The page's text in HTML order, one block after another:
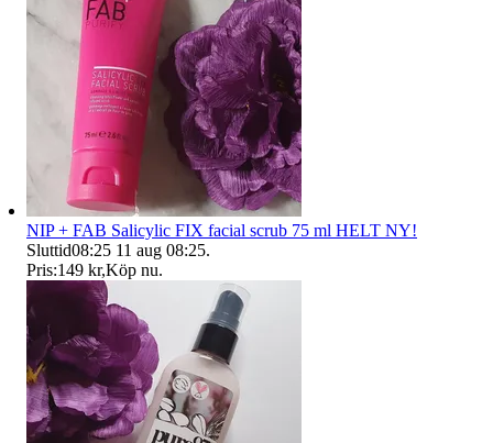
NIP + FAB Salicylic FIX facial scrub 75 ml HELT NY!
Sluttid08:25 11 aug 08:25.
Pris:149 kr,Köp nu.